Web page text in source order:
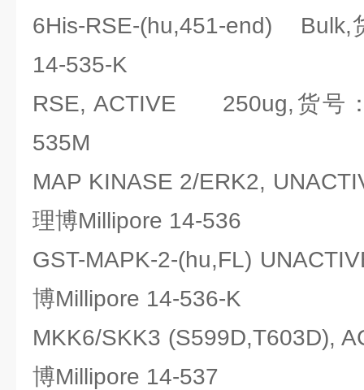
6His-RSE-(hu,451-end) Bulk,
14-535-K
RSE, ACTIVE 250ug,货号
535M
MAP KINASE 2/ERK2,
理博Millipore 14-536
GST-MAPK-2-(hu,FL)
博Millipore 14-536-K
MKK6/SKK3 (S599D,T603D),
博Millipore 14-537